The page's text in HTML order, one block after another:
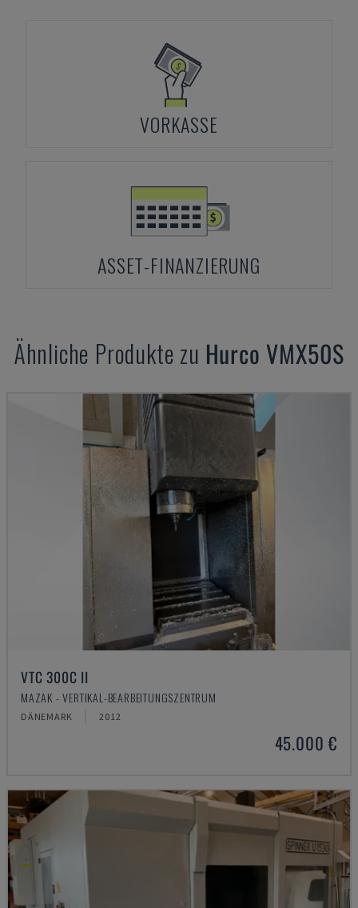
VORKASSE
ASSET-FINANZIERUNG
Ähnliche Produkte zu Hurco VMX50S
VTC 300C II
MAZAK - VERTIKAL-BEARBEITUNGSZENTRUM
DÄNEMARK 2012
45.000 €